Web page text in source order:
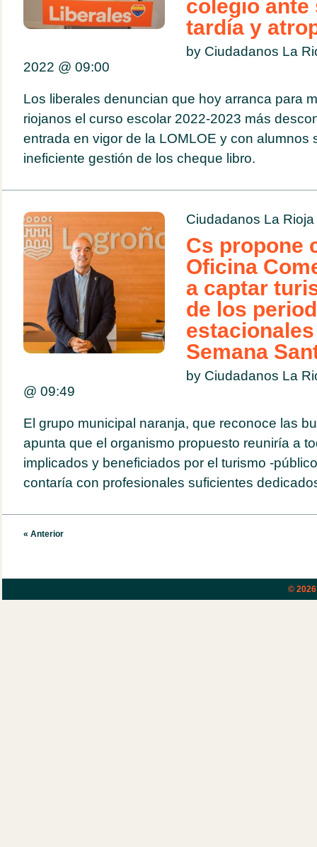
colegio ante
tardía y
by Ciudadanos La
2022 @ 09:00
Los liberales denuncian que hoy arranca para
riojanos el curso escolar 2022-2023 más
entrada en vigor de la LOMLOE y con alumnos
ineficiente gestión de los cheque libro.
Ciudadanos La Rioja
Cs propone
Oficina
a captar
de los
Semana
by Ciudadanos La
@ 09:49
El grupo municipal naranja, que reconoce las
apunta que el organismo propuesto reuniría a
implicados y beneficiados por el turismo -
contaría con profesionales suficientes
« Anterior
©